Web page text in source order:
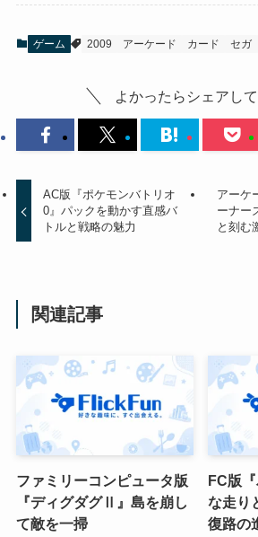
ゲーム 2009 アーケード カード セガ
よかったらシェアして
AC版『ポケモンバトリオ
0』パックを動かす直感バ
トルと戦略の魅力
アーケ
ーナー
と刻む
関連記事
ファミリーコンピュータ版
『ディグダグⅡ』島を崩し
て敵を一掃
FC版
な走り
復路の